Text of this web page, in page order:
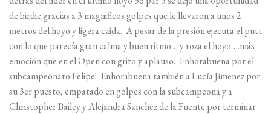
de birdie gracias a 3 magnificos golpes que le llevaron a unos 2
metros del hoyo y ligera caida. A pesar de la presión ejecuta el putt
con lo que parecía gran calma y buen ritmo… y roza el hoyo….más
emoción que en el Open con grito y aplauso. Enhorabuena por el
subcampeonato Felipe! Enhorabuena también a Lucía Jímenez por
su 3er puesto, empatado en golpes con la subcampeona y a
Christopher Bailey y Alejandra Sanchez de la Fuente por terminar